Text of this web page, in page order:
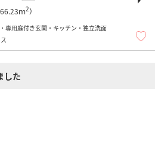
ｍ2）
専用庭付き玄関・キッチン・独立洗面
した